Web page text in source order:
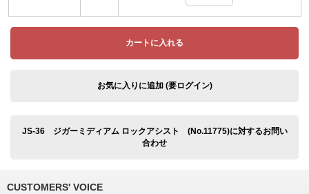
カートに入れる
お気に入りに追加 (要ログイン)
JS-36 ジガーミディアム ロックアシスト (No.11775)に対するお問い
合わせ
CUSTOMERS' VOICE